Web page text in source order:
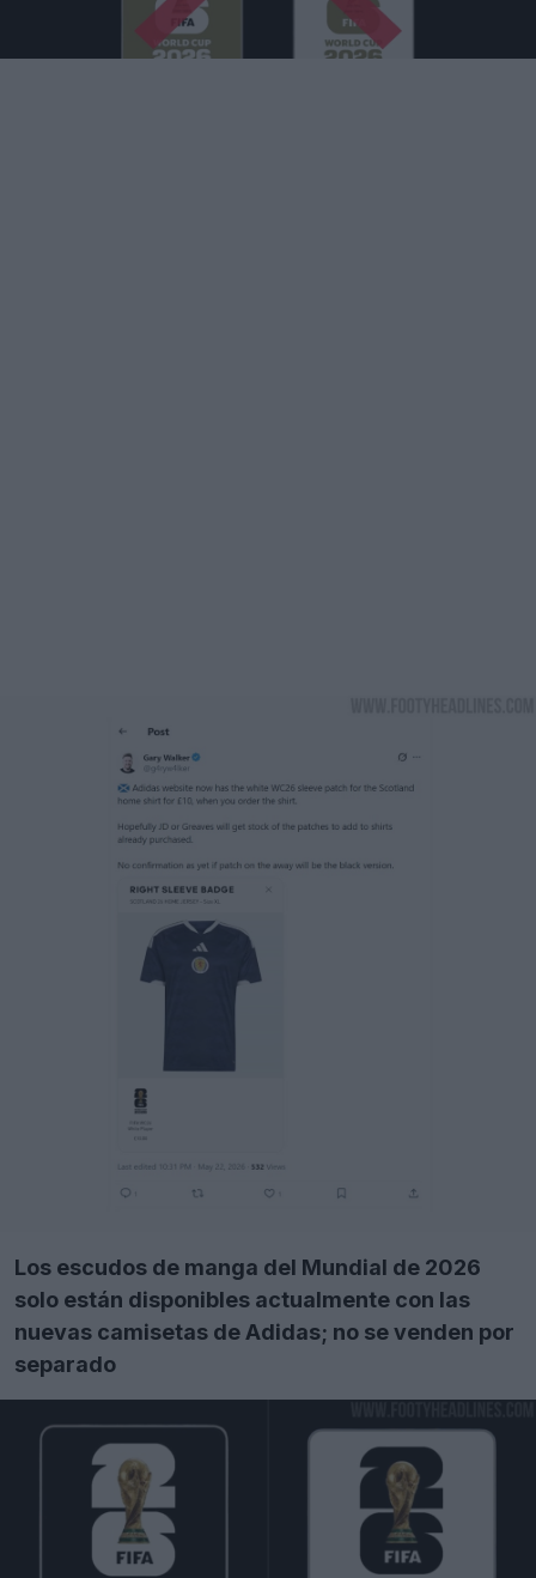
Los escudos de manga del Mundial de 2026
solo están disponibles actualmente con las
nuevas camisetas de Adidas; no se venden por
separado